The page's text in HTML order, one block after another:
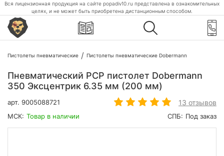
Вся лицензионная продукция на сайте popadiv10.ru представлена в ознакомительных
целях, и не может быть приобретена дистанционным способом.
Пистолеты пневматические Пистолеты пневматические Dobermann
Пневматический PCP пистолет Dobermann
350 Эксцентрик 6.35 мм (200 мм)
арт. 9005088721 13 отзывов
МСК: Товар в наличии СПБ: Под заказ